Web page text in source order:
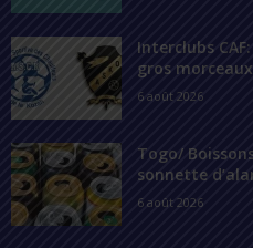
Interclubs
gros morceaux
6 août 2026
Togo/
sonnette
6 août 2026